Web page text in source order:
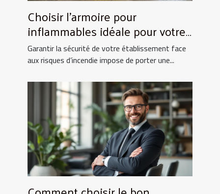
Choisir l'armoire pour
inflammables idéale pour votre
entreprise
Garantir la sécurité de votre établissement face
aux risques d’incendie impose de porter une...